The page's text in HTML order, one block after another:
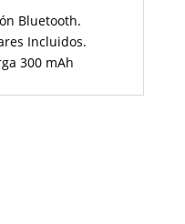
Bluetooth.
Incluidos.
300 mAh